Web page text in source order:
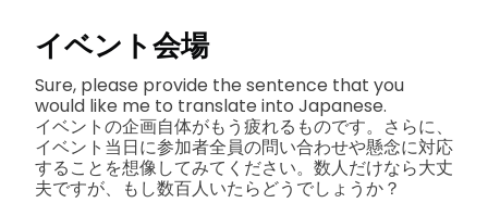
イベント会場
Sure, please provide the sentence that you
would like me to translate into Japanese.
イベントの企画自体がもう疲れるものです。さらに、
イベント当日に参加者全員の問い合わせや懸念に対応
することを想像してみてください。数人だけなら大丈
夫ですが、もし数百人いたらどうでしょうか？